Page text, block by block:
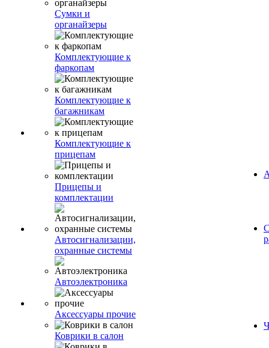
Сумки и
органайзеры
Комплектующие к
фаркопам
Комплектующие к
багажникам
Комплектующие к
прицепам
Прицепы и
комплектации
Автосигнализации,
охранные системы
Автоэлектроника
Аксессуары прочие
Коврики в салон